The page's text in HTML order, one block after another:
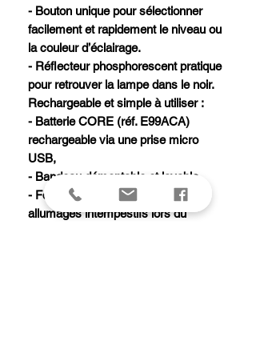
- Bouton unique pour sélectionner
facilement et rapidement le niveau ou
la couleur d’éclairage.
- Réflecteur phosphorescent pratique
pour retrouver la lampe dans le noir.
Rechargeable et simple à utiliser :
- Batterie CORE (réf. E99ACA)
rechargeable via une prise micro
USB,
- Bandeau démontable et lavable.
- Fonction LOCK pour éviter les
allumages intempestifs lors du